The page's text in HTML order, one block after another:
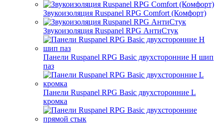
Звукоизоляция Ruspanel RPG Comfort (Комфорт)
Звукоизоляция Ruspanel RPG АнтиСтук
Панели Ruspanel RPG Basic двухсторонние H шип
паз
Панели Ruspanel RPG Basic двухсторонние L
кромка